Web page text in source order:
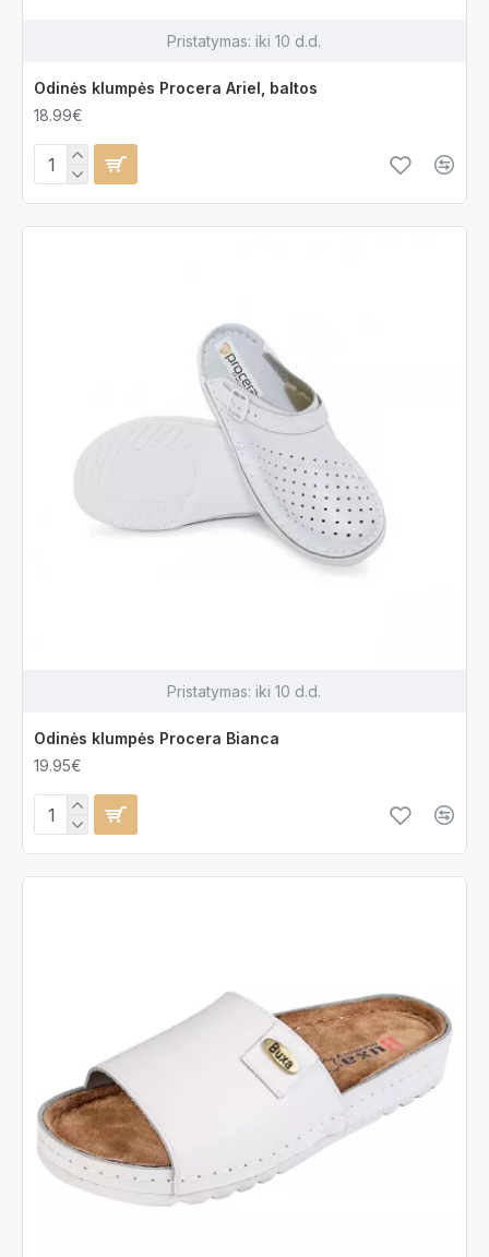
Pristatymas: iki 10 d.d.
Odinės klumpės Procera Ariel, baltos
18.99€
Pristatymas: iki 10 d.d.
Odinės klumpės Procera Bianca
19.95€